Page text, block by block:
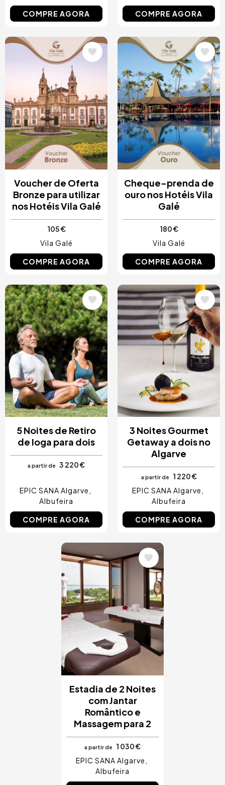
COMPRE AGORA COMPRE AGORA
Imagem
Voucher de Oferta
Bronze para utilizar
nos Hotéis Vila Galé
105 €
Vila Galé
COMPRE AGORA
Imagem
Cheque-prenda de
ouro nos Hotéis Vila
Galé
180 €
Vila Galé
COMPRE AGORA
Imagem
5 Noites de Retiro
de Ioga para dois
a partir de 3 220 €
EPIC SANA Algarve
Albufeira
COMPRE AGORA
Imagem
3 Noites Gourmet
Getaway a dois no
Algarve
a partir de
1 220 €
EPIC SANA Algarve
Albufeira
COMPRE AGORA
Imagem
Estadia de 2 Noites
com Jantar
Romântico e
Massagem para 2
a partir de
1 030 €
EPIC SANA Algarve
Albufeira